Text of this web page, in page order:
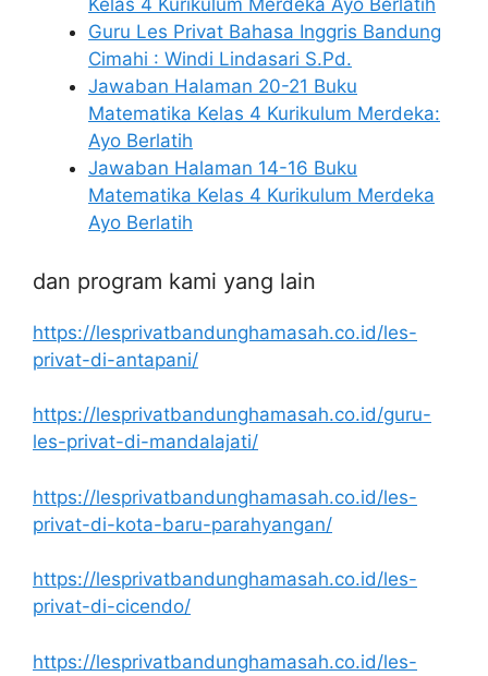
Kelas 4 Kurikulum Merdeka Ayo Berlatih
Guru Les Privat Bahasa Inggris Bandung
Cimahi : Windi Lindasari S.Pd.
Jawaban Halaman 20-21 Buku
Matematika Kelas 4 Kurikulum Merdeka:
Ayo Berlatih
Jawaban Halaman 14-16 Buku
Matematika Kelas 4 Kurikulum Merdeka
Ayo Berlatih
dan program kami yang lain
https://lesprivatbandunghamasah.co.id/les-
privat-di-antapani/
https://lesprivatbandunghamasah.co.id/guru-
les-privat-di-mandalajati/
https://lesprivatbandunghamasah.co.id/les-
privat-di-kota-baru-parahyangan/
https://lesprivatbandunghamasah.co.id/les-
privat-di-cicendo/
https://lesprivatbandunghamasah.co.id/les-